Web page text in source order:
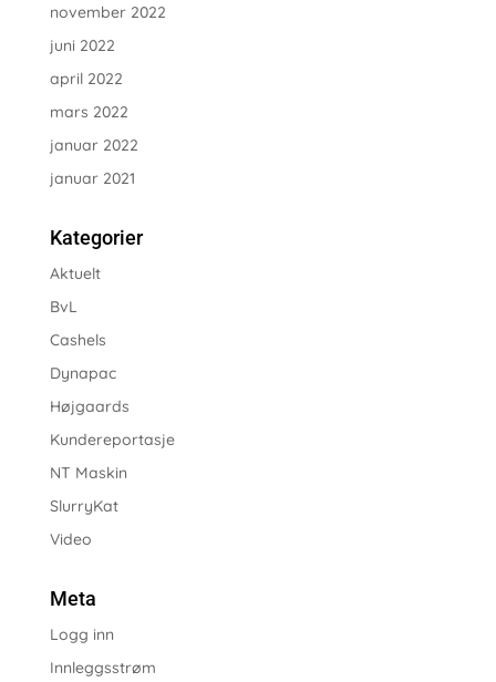
november 2022
juni 2022
april 2022
mars 2022
januar 2022
januar 2021
Kategorier
Aktuelt
BvL
Cashels
Dynapac
Højgaards
Kundereportasje
NT Maskin
SlurryKat
Video
Meta
Logg inn
Innleggsstrøm